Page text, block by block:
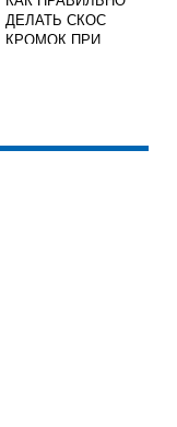
ДЕЛАТЬ СКОС
КРОМОК ПРИ